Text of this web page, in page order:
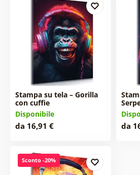
Stampa su tela – Gorilla
con cuffie
Disponibile
da 16,91 € da
Sconto -20%